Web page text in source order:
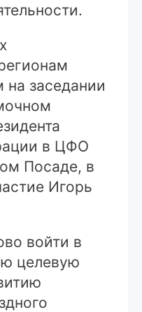
на заседании
в ЦФО
Посаде, в
Игорь
войти в
целевую